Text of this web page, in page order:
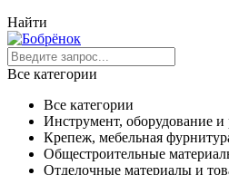
Найти
Все категории
Все категории
Инструмент, оборудование и
Крепеж, мебельная
Общестроительные
Отделочные материалы и